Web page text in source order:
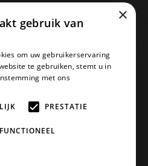
×
gebruik van
om uw gebruikerservaring
te gebruiken, stemt u in
met ons
PRESTATIE
FUNCTIONEEL